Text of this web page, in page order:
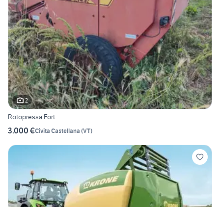
2
Rotopressa Fort
3.000 €Civita Castellana (VT)